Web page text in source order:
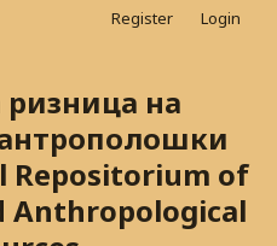
на
Repositorium of
Anthropological
Register Login